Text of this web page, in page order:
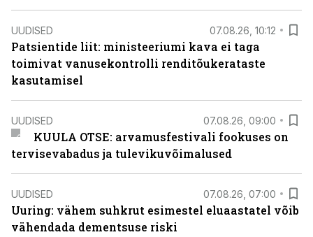
UUDISED 07.08.26, 10:12
Patsientide liit: ministeeriumi kava ei taga
toimivat vanusekontrolli renditõukerataste
kasutamisel
UUDISED 07.08.26, 09:00
KUULA OTSE: arvamusfestivali fookuses on
tervisevabadus ja tulevikuvõimalused
UUDISED 07.08.26, 07:00
Uuring: vähem suhkrut esimestel eluaastatel võib
vähendada dementsuse riski